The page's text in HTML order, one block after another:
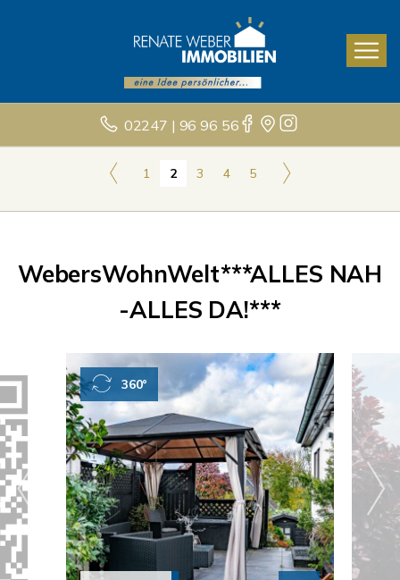
02247 | 96 96 56
1 2 3 4 5
WebersWohnWelt***ALLES NAH
-ALLES DA!***
360°